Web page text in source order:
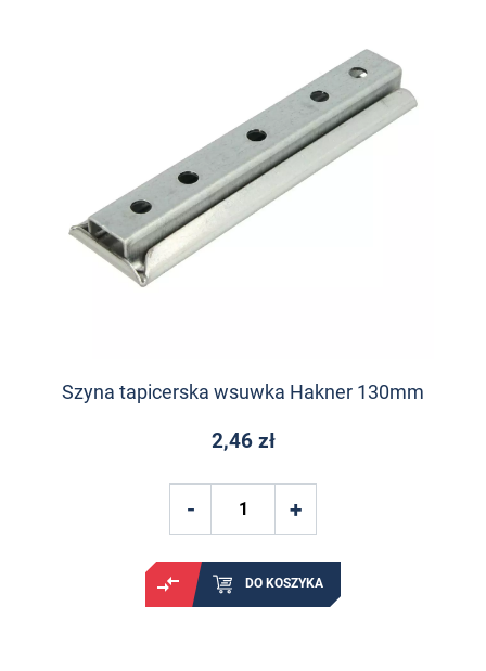
Szyna tapicerska wsuwka Hakner 130mm
2,46 zł
DO KOSZYKA